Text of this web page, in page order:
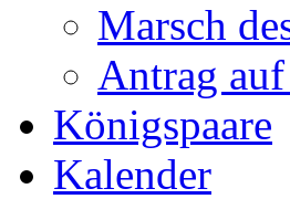
Marsch
Antrag
Königspaare
Kalender